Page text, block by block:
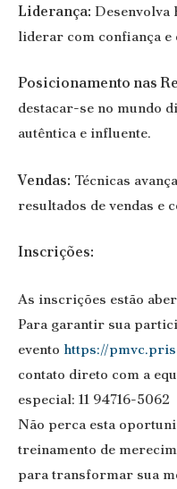
Liderança: Desenvolva
liderar com confiança e
Posicionamento nas
destacar-se no mundo
autêntica e influente.
Vendas: Técnicas
resultados de vendas e
Inscrições:
As inscrições estão
Para garantir sua
evento https://
contato direto com a
especial: 11 94716-5062
Não perca esta
treinamento de
para transformar sua